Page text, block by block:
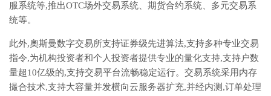
服系统等,推出OTC场外交易系统、期货合约系统、多元交易系
统等。
此外,奧斯曼数字交易所支持证券级先进算法,支持多种专业交易
指令,为机构投资者和个人投资者提供专业的量化支持,支持户数
量超10亿级的,支持交易平台流畅稳定运行。交易系统采用内存
撮合技术,支持大容量并发横向云服务器扩充,并经内测,订单处理